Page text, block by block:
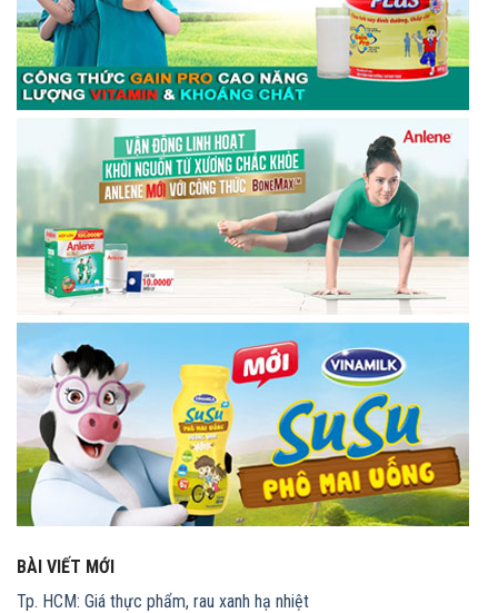
BÀI VIẾT MỚI
Tp. HCM: Giá thực phẩm, rau xanh hạ nhiệt